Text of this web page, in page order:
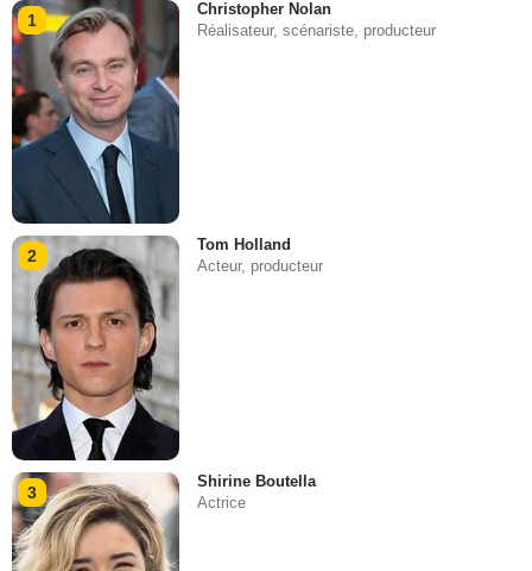
1
Christopher Nolan
Réalisateur, scénariste, producteur
2
Tom Holland
Acteur, producteur
3
Shirine Boutella
Actrice